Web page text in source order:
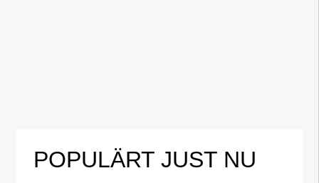
POPULÄRT JUST NU